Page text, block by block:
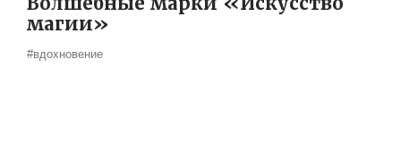
магии»
#вдохновение